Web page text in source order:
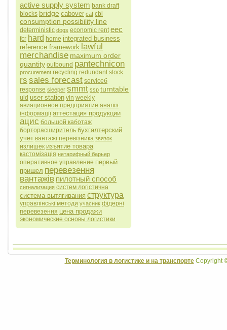
active supply system bank draft
blocks bridge cabover caf cbi
consumption possibility line
deterministic dogs economic rent eec
fcr hard home integrated business
reference framework lawful
merchandise maximum order
quantity outbound pantechnicon
procurement recycling redundant stock
rs sales forecast serviceб
response sleeper smmt ssp turntable
uld user station vin weekly
авиационное предприятие аналіз
інформації аттестация продукции
ацис большой каботаж
борторасширитель бухгалтерский
учет вантажі перевізника звязок
излишек изъятие товара
кастомізація нетарифный барьер
оперативное управление первый
пришел перевезення
вантажів пилотный способ
сигнализация систем логістична
система вытягивания структура
управлінські методи учасник фідерні
перевезення цена продажи
экономические основы логистики
Терминология в логистике и на транспортеCopyright